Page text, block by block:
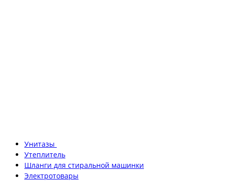
Унитазы
Утеплитель
Шланги для стиральной машинки
Электротовары